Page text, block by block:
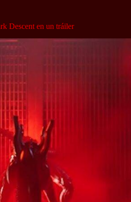
Descent en un tráiler